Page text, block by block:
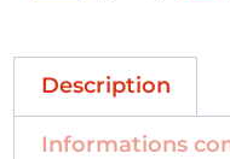
Description
Informations